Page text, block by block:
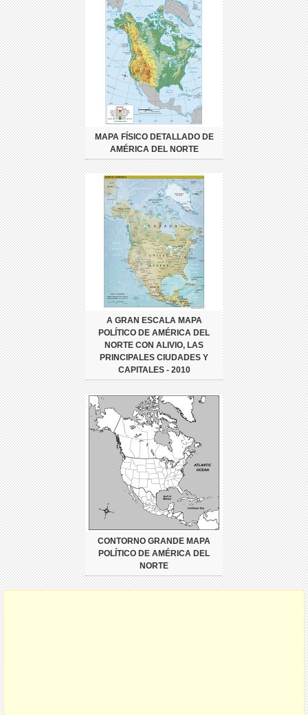
MAPA FÍSICO DETALLADO DE
AMÉRICA DEL NORTE
A GRAN ESCALA MAPA
POLÍTICO DE AMÉRICA DEL
NORTE CON ALIVIO, LAS
PRINCIPALES CIUDADES Y
CAPITALES - 2010
CONTORNO GRANDE MAPA
POLÍTICO DE AMÉRICA DEL
NORTE